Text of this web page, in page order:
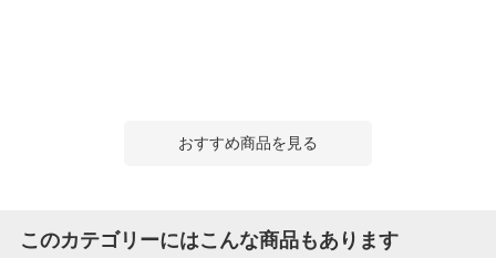
おすすめ商品を見る
このカテゴリーにはこんな商品もあります